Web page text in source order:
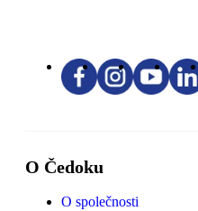
O Čedoku
O společnosti